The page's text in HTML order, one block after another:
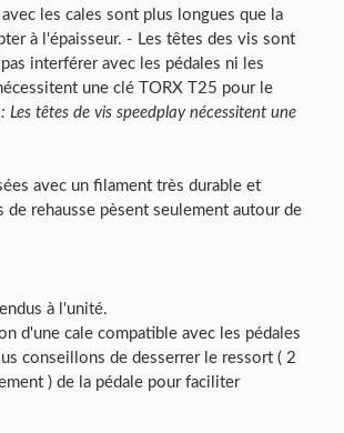
les cales sont plus longues que la
à l'épaisseur. - Les têtes des vis sont
interférer avec les pédales ni les
une clé TORX T25 pour le
Les têtes de vis speedplay nécessitent une
avec un filament très durable et
de rehausse pèsent seulement autour de
à l'unité.
d'une cale compatible avec les pédales
conseillons de desserrer le ressort ( 2
) de la pédale pour faciliter